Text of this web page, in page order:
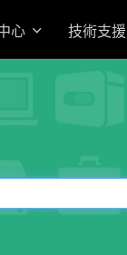
心 技術支援